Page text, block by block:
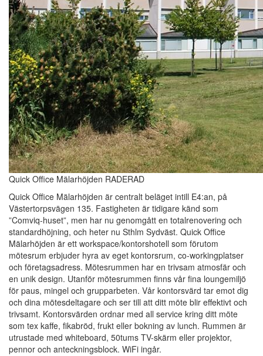
Quick Office Mälarhöjden RADERAD
Quick Office Mälarhöjden är centralt beläget intill E4:an, på
Västertorpsvägen 135. Fastigheten är tidigare känd som
”Comviq-huset”, men har nu genomgått en totalrenovering och
standardhöjning, och heter nu Sthlm Sydväst. Quick Office
Mälarhöjden är ett workspace/kontorshotell som förutom
mötesrum erbjuder hyra av eget kontorsrum, co-workingplatser
och företagsadress. Mötesrummen har en trivsam atmosfär och
en unik design. Utanför mötesrummen finns vår fina loungemiljö
för paus, mingel och grupparbeten. Vår kontorsvärd tar emot dig
och dina mötesdeltagare och ser till att ditt möte blir effektivt och
trivsamt. Kontorsvärden ordnar med all service kring ditt möte
som tex kaffe, fikabröd, frukt eller bokning av lunch. Rummen är
utrustade med whiteboard, 50tums TV-skärm eller projektor,
pennor och anteckningsblock. WiFi ingår.